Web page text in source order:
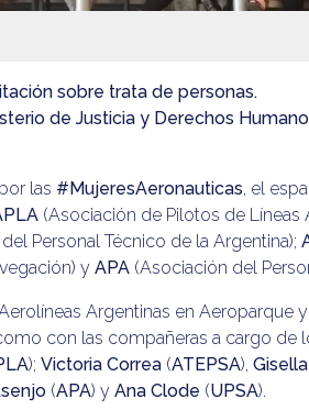
sobre trata de personas.
de Justicia y Derechos
las #MujeresAeronauticas, el
(Asociación de Pilotos de Líneas
Personal Técnico de la Argentina);
yAPA (Asociación del
Argentinas en Aeroparque
con las compañeras a cargo de
);Victoria Correa (ATEPSA),
(APA) yAna Clode (UPSA).